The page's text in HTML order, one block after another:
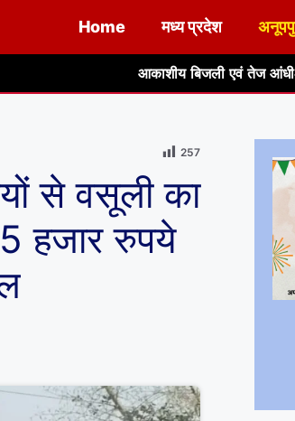
Home मध्य प्रदेश
आकाशीय बिजली एवं तेज आंधी-तूफान से बचाव के लिए
257
से वसूली का
हजार रुपये